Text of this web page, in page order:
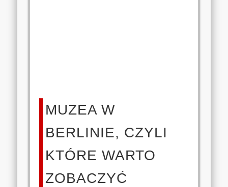
MUZEA W
BERLINIE, CZYLI
KTÓRE WARTO
ZOBACZYĆ